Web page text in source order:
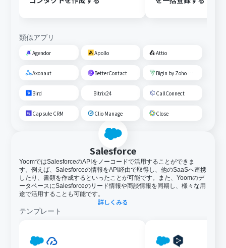
類似アプリ
Agendor Apollo Attio
Axonaut BetterContact Bigin by Zoho CRM
Bird Bitrix24 CallConnect
Capsule CRM Clio Manage Close
Salesforce
YoomではSalesforceのAPIをノーコードで活用することができま
す。例えば、Salesforceの情報をAPI経由で取得し、他のSaaSへ連携
したり、書類を作成するといったことが可能です。また、Yoomのデ
ータベースにSalesforceのリード情報や商談情報を同期し、様々な用
途で活用することも可能です。
詳しくみる
テンプレート